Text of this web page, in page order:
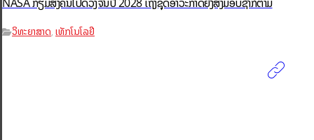
ວິທະຍາສາດ, ເທັກໂນໂລຢີ